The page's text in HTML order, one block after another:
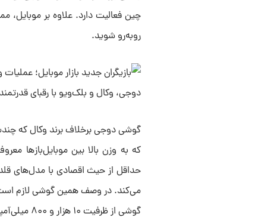
چین فعالیت دارد. علاوه بر
رو‌به‌رو شوید.
دوجی، وکال و بلک‌ویو با رقبای
که به وزن بالا بین موبایل‌باز‌ها
می‌کند. در وصف همین گوشی لازم است
گوشی از ظرفیت ۱۰ هزار و ۸۰۰ میلی‌آمپر برخوردار است.